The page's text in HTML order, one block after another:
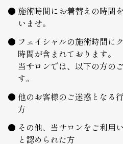
施術時間にお着替えの時間
いませ。
フェイシャルの施術時間に
時間が含まれております。
当サロンでは、以下の方の
す。
他のお客様のご迷惑となる
方
その他、当サロンをご利用
と認められた方